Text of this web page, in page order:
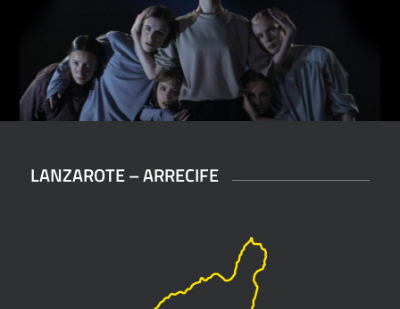
LANZAROTE – ARRECIFE